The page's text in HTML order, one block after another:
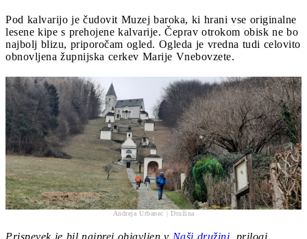
Pod kalvarijo je čudovit Muzej baroka, ki hrani vse originalne
lesene kipe s prehojene kalvarije. Čeprav otrokom obisk ne bo
najbolj blizu, priporočam ogled. Ogleda je vredna tudi celovito
obnovljena župnijska cerkev Marije Vnebovzete.
Andreja Urbanec | Družina